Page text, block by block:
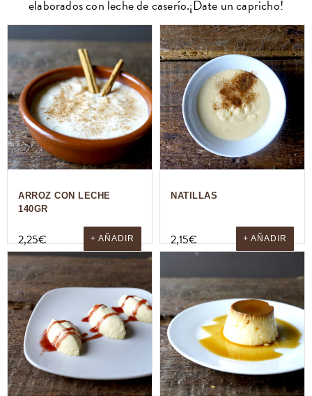
elaborados con leche de caserío.¡Date un capricho!
ARROZ CON LECHE
140GR
2,25€ + AÑADIR
NATILLAS
2,15€ + AÑADIR